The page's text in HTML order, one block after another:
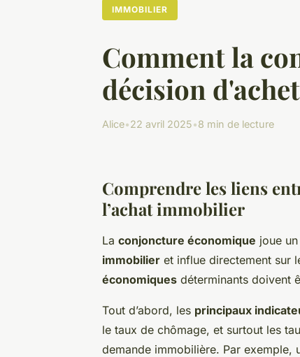
IMMOBILIER
Comment la
décision
Alice•22 avril 2025•8 min de lecture
Comprendre les liens
l’achat immobilier
La conjoncture économique joue
immobilier et influe directement sur
économiques déterminants doivent
Tout d’abord, les principaux
le taux de chômage, et surtout les
demande immobilière. Par exemple,